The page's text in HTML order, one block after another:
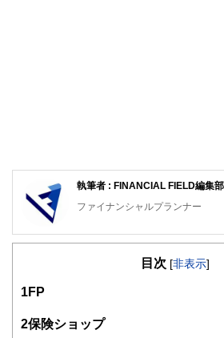
執筆者 : FINANCIAL FIELD編集
ファイナンシャルプランナー
FinancialField編集部は、金融、
知識がない方でも理解できるよう
得者を中心に「お金や暮らし」に
験者で構成され、企画立案から記
目次 [非表示]
1FP
2保険ショップ